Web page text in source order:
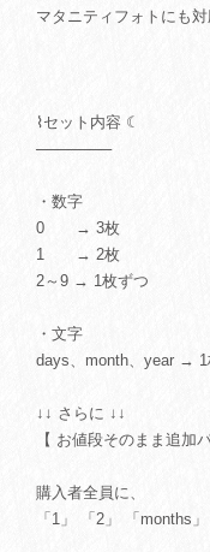
マタニティフォトにも
⌇セット内容 ☾
───────
・数字
0 → 3枚
1 → 2枚
2～9 → 1枚ずつ
・文字
days、month、year → 1
↓↓ さらに ↓↓
【 お値段そのまま追加
購入者全員に、
「1」 「2」 「months